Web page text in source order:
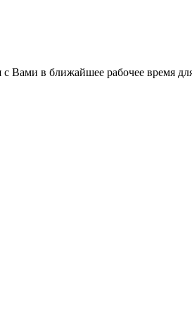
Вами в ближайшее рабочее время